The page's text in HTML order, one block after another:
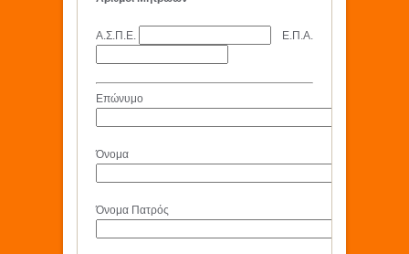
Α.Σ.Π.Ε. Ε.Π.Α.
Επώνυμο
Όνομα
Όνομα Πατρός